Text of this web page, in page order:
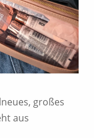
großes
aus